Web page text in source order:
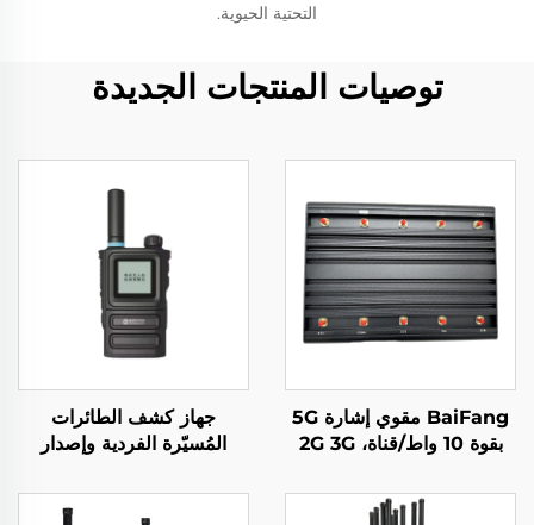
التحتية الحيوية.
توصيات المنتجات الجديدة
BaiFang مقوي إشارة 5G
بقوة 10 واط/قناة، 2G 3G
جهاز كشف الطائرات
المُسيّرة الفردية وإصدار